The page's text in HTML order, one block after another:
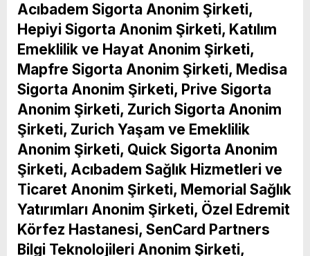
Acıbadem Sigorta Anonim Şirketi,
Hepiyi Sigorta Anonim Şirketi, Katılım
Emeklilik ve Hayat Anonim Şirketi,
Mapfre Sigorta Anonim Şirketi, Medisa
Sigorta Anonim Şirketi, Prive Sigorta
Anonim Şirketi, Zurich Sigorta Anonim
Şirketi, Zurich Yaşam ve Emeklilik
Anonim Şirketi, Quick Sigorta Anonim
Şirketi, Acıbadem Sağlık Hizmetleri ve
Ticaret Anonim Şirketi, Memorial Sağlık
Yatırımları Anonim Şirketi, Özel Edremit
Körfez Hastanesi, SenCard Partners
Bilgi Teknolojileri Anonim Şirketi,